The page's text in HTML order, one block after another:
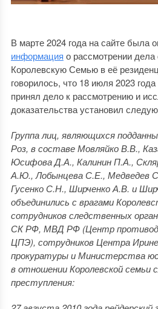
В марте 2024 года на сайте была
информация о рассмотрении
Королевскую Семью в её
говорилось, что 18 июля 2023
принял дело к рассмотрению и
доказательства установил
Группа лиц, являющихся
Роз, в составе Мовляйко В.В.,
Юсифова Д.А., Калинин П.А.,
А.Ю., Лобынцева С.Е., Медведев
Гусенко С.Н., Ширченко А.В. и
объединились с врагами
сотрудников следственных
СК РФ, МВД РФ (Центр
ЦПЭ), сотрудников Центра
прокуратуры и Министерства
в отношении Королевской семьи
преступления: